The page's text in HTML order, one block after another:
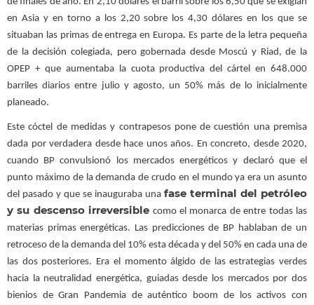
en Asia y en torno a los 2,20 sobre los 4,30 dólares en los que se
situaban las primas de entrega en Europa. Es parte de la letra pequeña
de la decisión colegiada, pero gobernada desde Moscú y Riad, de la
OPEP + que aumentaba la cuota productiva del cártel en 648.000
barriles diarios entre julio y agosto, un 50% más de lo inicialmente
planeado.
Este cóctel de medidas y contrapesos pone de cuestión una premisa
dada por verdadera desde hace unos años. En concreto, desde 2020,
cuando BP convulsionó los mercados energéticos y declaró que el
punto máximo de la demanda de crudo en el mundo ya era un asunto
del pasado y que se inauguraba una fase terminal del petróleo
y su descenso irreversible como el monarca de entre todas las
materias primas energéticas. Las predicciones de BP hablaban de un
retroceso de la demanda del 10% esta década y del 50% en cada una de
las dos posteriores. Era el momento álgido de las estrategias verdes
hacia la neutralidad energética, guiadas desde los mercados por dos
bienios de Gran Pandemia de auténtico boom de los activos con